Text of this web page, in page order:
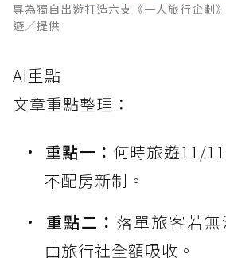
專為獨自出遊打造六支《一人旅行企劃
遊／提供
AI重點
文章重點整理：
重點一： 何時旅遊11/
不配房新制。
重點二： 落單旅客若
由旅行社全額吸收。